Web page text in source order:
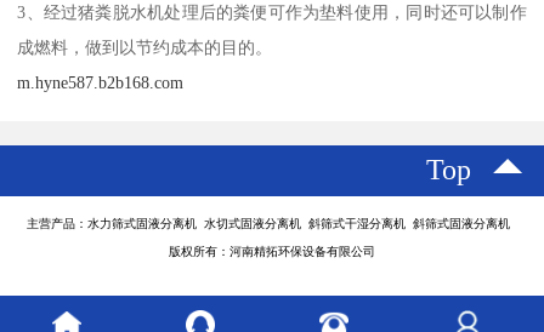
3、经过猪粪脱水机处理后的粪便可作为垫料使用，同时还可以制作
成燃料，做到以节约成本的目的。
m.hyne587.b2b168.com
Top
主营产品：水力筛式固液分离机 水切式固液分离机 斜筛式干湿分离机 斜筛式固液分离机
版权所有：河南精拓环保设备有限公司